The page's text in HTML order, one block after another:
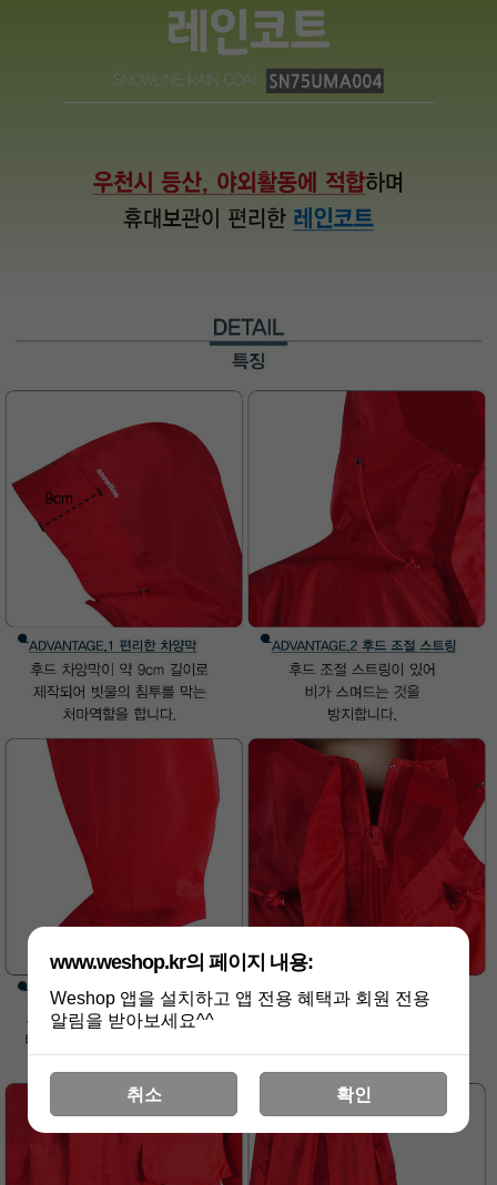
www.weshop.kr의 페이지 내용:
Weshop 앱을 설치하고 앱 전용 혜택과 회원 전용
알림을 받아보세요^^
취소 확인